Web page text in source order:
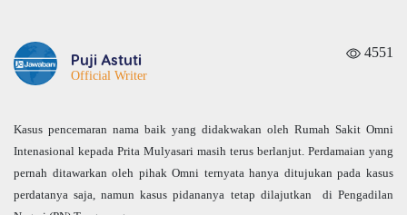
Puji Astuti
Official Writer
4551
Kasus pencemaran nama baik yang didakwakan oleh Rumah Sakit Omni
Intenasional kepada Prita Mulyasari masih terus berlanjut. Perdamaian yang
pernah ditawarkan oleh pihak Omni ternyata hanya ditujukan pada kasus
perdatanya saja, namun kasus pidananya tetap dilajutkan
di Pengadilan